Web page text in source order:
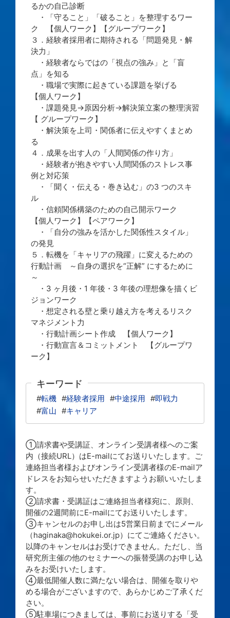
るかの自己診断
・「守ること」「破ること」を整理するワー
ク 【個人ワーク】【グループワーク】
３．経験者採用者に期待される「問題発見・解
決力」
・経験者ならではの「視点の強み」と「盲
点」を知る
・職場で実際に起きている課題を挙げる
【個人ワーク】
・課題発見→原因分析→解決策立案の整理演習
【 グループワーク】
・解決策を上司・関係者に伝えやすくまとめ
る
４．成果を出す人の「人間関係の作り方」
・経験者が抱きやすい人間関係のストレス事
例と対応策
・「聞く・伝える・巻き込む」の3 つのスキ
ル
・信頼関係構築のための自己開示ワーク
【個人ワーク】【ペアワーク】
・「自分の強みを活かした関係性スタイル」
の発見
５．転機を「キャリアの飛躍」に変えるための
行動計画 ～自身の選択を“正解” にするために
～
・3 ヶ月後・1 年後・3 年後の理想像を描くビ
ジョンワーク
・想定される壁と乗り越え方を考えるリスク
マネジメント力
・行動計画シート作成 【個人ワーク】
・行動宣言＆コミットメント 【グループワ
ーク】
キーワード
#転機 #経験者採用 #中途採用 #即戦力
#富山 #キャリア
①請求書や受講証、オンライン受講者様へのご案
内（接続URL）はE-mailにてお送りいたします。ご
連絡担当者様およびオンライン受講者様のE-mailア
ドレスをお知らせいただきますようお願いいたしま
す。
②請求書・受講証はご連絡担当者様宛に、原則、
開催の2週間前にE-mailにてお送りいたします。
③キャンセルのお申し出は5営業日前までにメール
（haginaka@hokukei.or.jp）にてご連絡ください。
以降のキャンセルはお受けできません。ただし、当
研究所主催の他のセミナーへの振替受講のお申し込
みをお受けいたします。
④最低開催人数に満たない場合は、開催を取りや
める場合がございますので、あらかじめご了承くだ
さい。
⑤駐車場につきましては、事前にお送りする「受